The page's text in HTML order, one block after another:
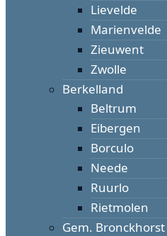
Lievelde
Marienvelde
Zieuwent
Zwolle
Berkelland
Beltrum
Eibergen
Borculo
Neede
Ruurlo
Rietmolen
Gem. Bronckhorst